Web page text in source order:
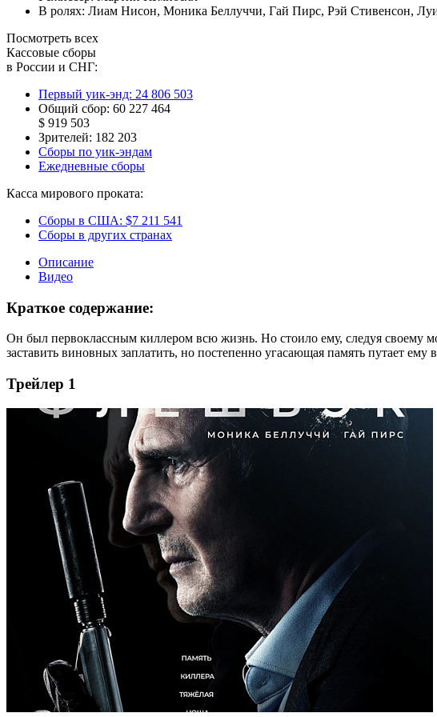
В ролях: Лиам Нисон, Моника Беллуччи, Гай Пирс, Рэй Стивенсон,
Посмотреть всех
Кассовые сборы
в России и СНГ:
Первый уик-энд: 24 806 503
Общий сбор: 60 227 464
$ 919 503
Зрителей: 182 203
Сборы по уик-эндам
Ежедневные сборы
Касса мирового проката:
Сборы в США: $7 211 541
Сборы в других странах
Описание
Видео
Краткое содержание:
Он был первоклассным киллером всю жизнь. Но стоило ему, следуя своему
заставить виновных заплатить, но постепенно угасающая память путает ему
Трейлер 1